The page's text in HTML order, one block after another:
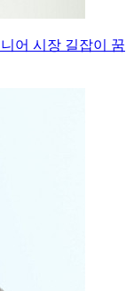
어 시장 길잡이 꿈